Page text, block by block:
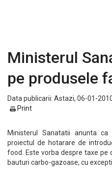
Ministerul
pe produsele
Data publicarii: Astazi, 06-01-2010
Print
Ministerul Sanatatii anunta
proiectul de hotarare de
food. Este vorba despre taxe pe
bauturi carbo-gazoase, cu